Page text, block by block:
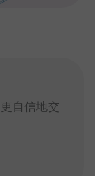
自信地交